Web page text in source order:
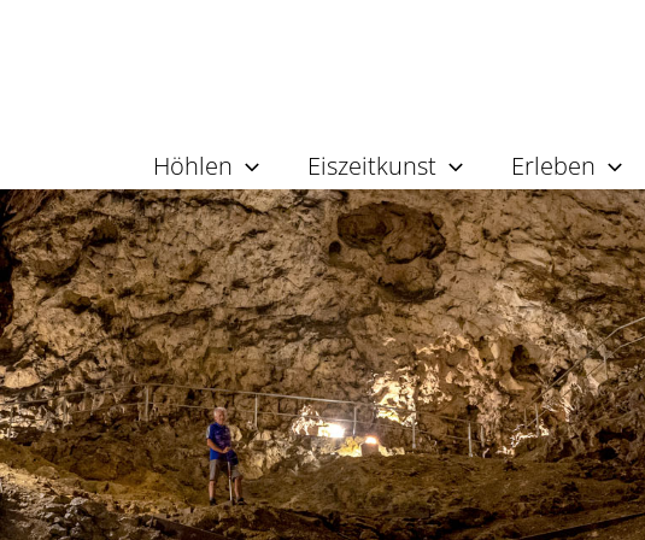
Höhlen Eiszeitkunst Erleben